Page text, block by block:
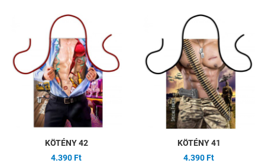
Hozzáadás a kívánságlistához
Összehasonlítás
Gyors nézet
KÖTÉNY 42
4.390 Ft
KÖTÉNY 41
4.390 Ft